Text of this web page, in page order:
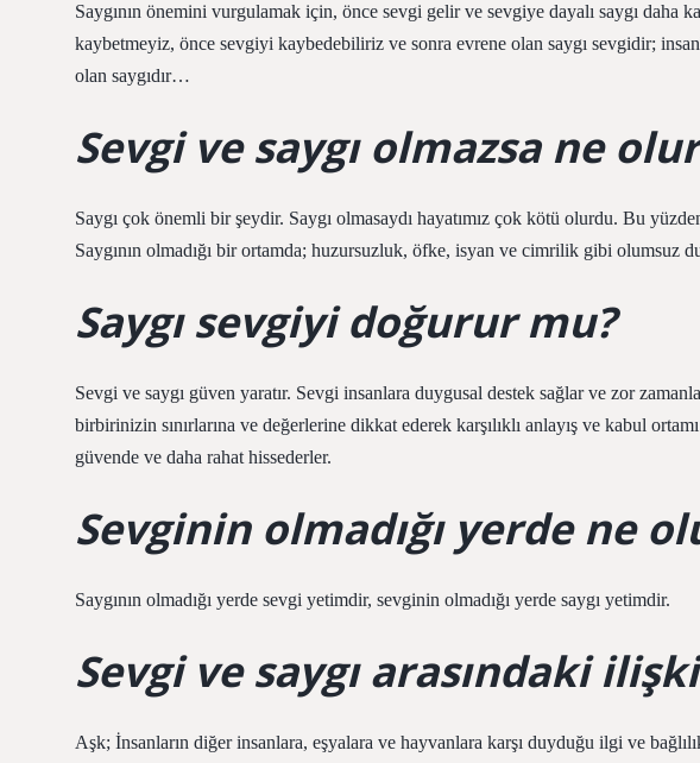
Saygının önemini vurgulamak için, önce sevgi gelir ve sevgiye dayalı saygı daha
kaybetmeyiz, önce sevgiyi kaybedebiliriz ve sonra evrene olan saygı sevgidir;
olan saygıdır…
Sevgi ve saygı olmazsa ne
Saygı çok önemli bir şeydir. Saygı olmasaydı hayatımız çok kötü olurdu. Bu
Saygının olmadığı bir ortamda; huzursuzluk, öfke, isyan ve cimrilik gibi olumsuz
Saygı sevgiyi doğurur mu?
Sevgi ve saygı güven yaratır. Sevgi insanlara duygusal destek sağlar ve zor
birbirinizin sınırlarına ve değerlerine dikkat ederek karşılıklı anlayış ve kabul
güvende ve daha rahat hissederler.
Sevginin olmadığı yerde ne
Saygının olmadığı yerde sevgi yetimdir, sevginin olmadığı yerde saygı yetimdir.
Sevgi ve saygı arasındaki
Aşk; İnsanların diğer insanlara, eşyalara ve hayvanlara karşı duyduğu ilgi ve